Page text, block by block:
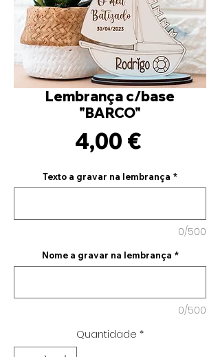
Lembrança c/base
"BARCO"
4,00 €
Texto a gravar na lembrança *
0/500
Nome a gravar na lembrança *
0/500
Quantidade *